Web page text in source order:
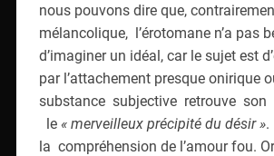
nous pouvons dire que,
mélancolique, l’érotomane n’a pas
d’imaginer un idéal, car le sujet est
par l’attachement presque onirique
substance subjective retrouve son
le « merveilleux précipité du désir ».
la compréhension de l’amour fou.